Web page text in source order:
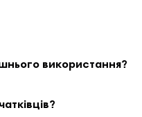
використання?